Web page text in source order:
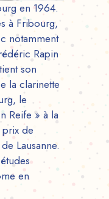
en 1964.
à Fribourg,
notamment
Rapin
son
la clarinette
le
Reife » à la
prix de
Lausanne.
en